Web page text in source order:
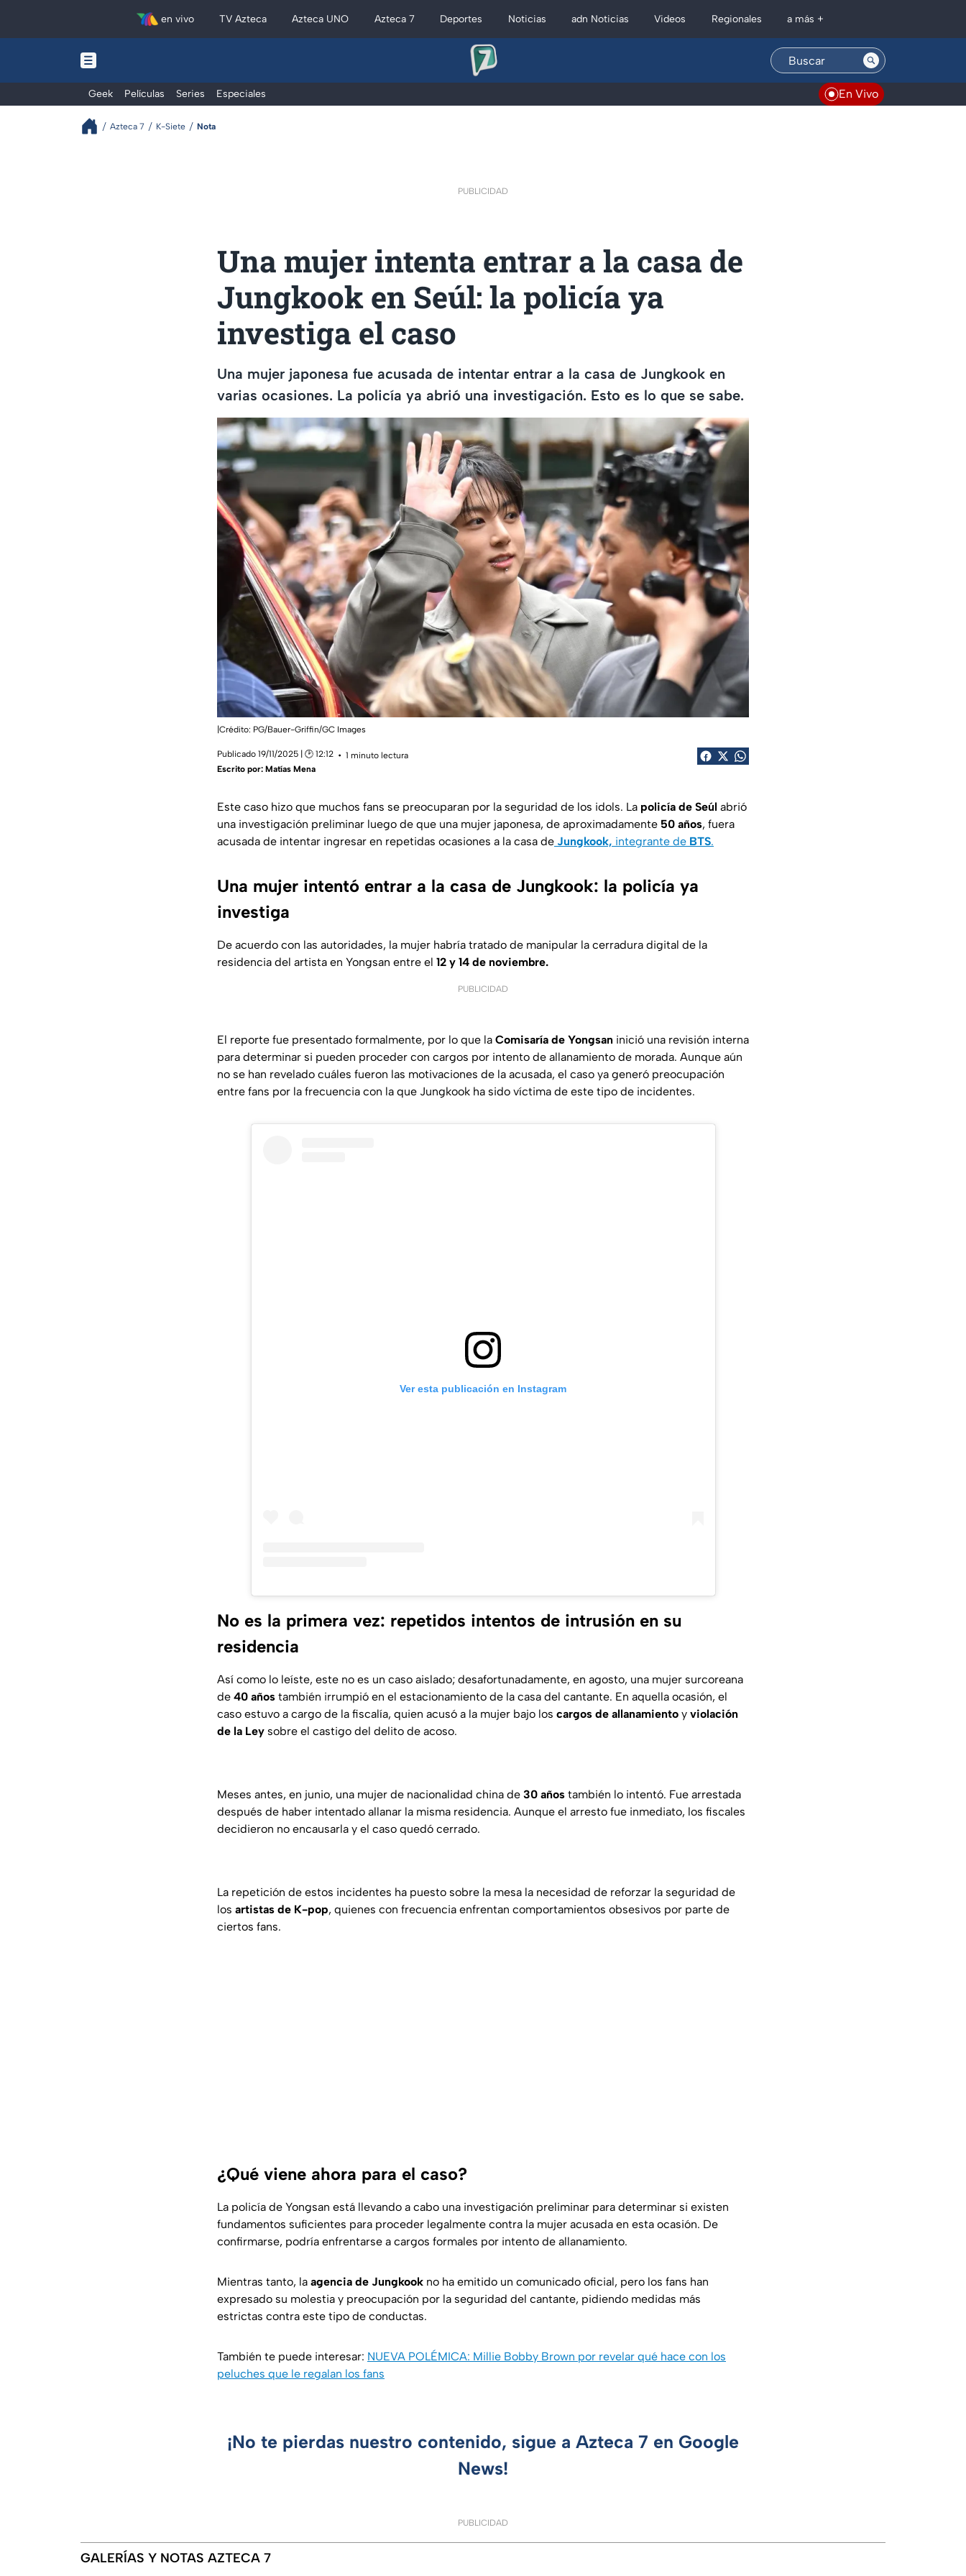
en vivo TV Azteca Azteca UNO Azteca 7 Deportes Noticias adn Noticias Videos Regionales a más +
Geek Películas Series Especiales En Vivo
Azteca 7 K-Siete Nota
PUBLICIDAD
Una mujer intenta entrar a la casa de
Jungkook en Seúl: la policía ya
investiga el caso
Una mujer japonesa fue acusada de intentar entrar a la casa de Jungkook en
varias ocasiones. La policía ya abrió una investigación. Esto es lo que se sabe.
|Crédito: PG/Bauer-Griffin/GC Images
Publicado 19/11/2025 | 🕑 12:12
1 minuto lectura
Escrito por: Matías Mena
Este caso hizo que muchos fans se preocuparan por la seguridad de los idols. La policía de Seúl abrió
una investigación preliminar luego de que una mujer japonesa, de aproximadamente 50 años, fuera
acusada de intentar ingresar en repetidas ocasiones a la casa de Jungkook, integrante de BTS.
Una mujer intentó entrar a la casa de Jungkook: la policía ya
investiga
De acuerdo con las autoridades, la mujer habría tratado de manipular la cerradura digital de la
residencia del artista en Yongsan entre el 12 y 14 de noviembre.
PUBLICIDAD
El reporte fue presentado formalmente, por lo que la Comisaría de Yongsan inició una revisión interna
para determinar si pueden proceder con cargos por intento de allanamiento de morada. Aunque aún
no se han revelado cuáles fueron las motivaciones de la acusada, el caso ya generó preocupación
entre fans por la frecuencia con la que Jungkook ha sido víctima de este tipo de incidentes.
Ver esta publicación en Instagram
No es la primera vez: repetidos intentos de intrusión en su
residencia
Así como lo leíste, este no es un caso aislado; desafortunadamente, en agosto, una mujer surcoreana
de 40 años también irrumpió en el estacionamiento de la casa del cantante. En aquella ocasión, el
caso estuvo a cargo de la fiscalía, quien acusó a la mujer bajo los cargos de allanamiento y violación
de la Ley sobre el castigo del delito de acoso.
Meses antes, en junio, una mujer de nacionalidad china de 30 años también lo intentó. Fue arrestada
después de haber intentado allanar la misma residencia. Aunque el arresto fue inmediato, los fiscales
decidieron no encausarla y el caso quedó cerrado.
La repetición de estos incidentes ha puesto sobre la mesa la necesidad de reforzar la seguridad de
los artistas de K-pop, quienes con frecuencia enfrentan comportamientos obsesivos por parte de
ciertos fans.
¿Qué viene ahora para el caso?
La policía de Yongsan está llevando a cabo una investigación preliminar para determinar si existen
fundamentos suficientes para proceder legalmente contra la mujer acusada en esta ocasión. De
confirmarse, podría enfrentarse a cargos formales por intento de allanamiento.
Mientras tanto, la agencia de Jungkook no ha emitido un comunicado oficial, pero los fans han
expresado su molestia y preocupación por la seguridad del cantante, pidiendo medidas más
estrictas contra este tipo de conductas.
También te puede interesar: NUEVA POLÉMICA: Millie Bobby Brown por revelar qué hace con los
peluches que le regalan los fans
¡No te pierdas nuestro contenido, sigue a Azteca 7 en Google
News!
PUBLICIDAD
GALERÍAS Y NOTAS AZTECA 7